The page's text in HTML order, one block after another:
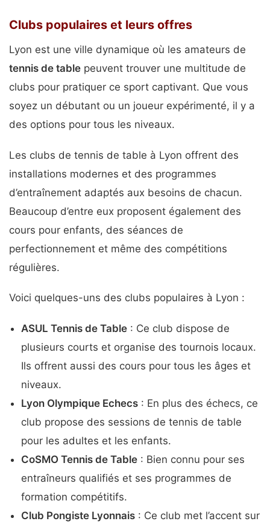
Clubs populaires et leurs offres
Lyon est une ville dynamique où les amateurs de
tennis de table peuvent trouver une multitude de
clubs pour pratiquer ce sport captivant. Que vous
soyez un débutant ou un joueur expérimenté, il y a
des options pour tous les niveaux.
Les clubs de tennis de table à Lyon offrent des
installations modernes et des programmes
d’entraînement adaptés aux besoins de chacun.
Beaucoup d’entre eux proposent également des
cours pour enfants, des séances de
perfectionnement et même des compétitions
régulières.
Voici quelques-uns des clubs populaires à Lyon :
ASUL Tennis de Table : Ce club dispose de
plusieurs courts et organise des tournois locaux.
Ils offrent aussi des cours pour tous les âges et
niveaux.
Lyon Olympique Echecs : En plus des échecs, ce
club propose des sessions de tennis de table
pour les adultes et les enfants.
CoSMO Tennis de Table : Bien connu pour ses
entraîneurs qualifiés et ses programmes de
formation compétitifs.
Club Pongiste Lyonnais : Ce club met l’accent sur